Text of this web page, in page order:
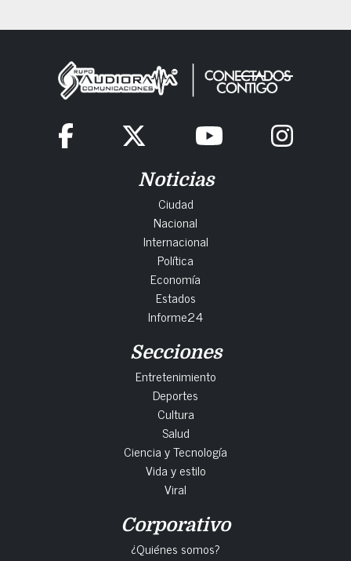
Noticias
Ciudad
Nacional
Internacional
Política
Economía
Estados
Informe24
Secciones
Entretenimiento
Deportes
Cultura
Salud
Ciencia y Tecnología
Vida y estilo
Viral
Corporativo
¿Quiénes somos?